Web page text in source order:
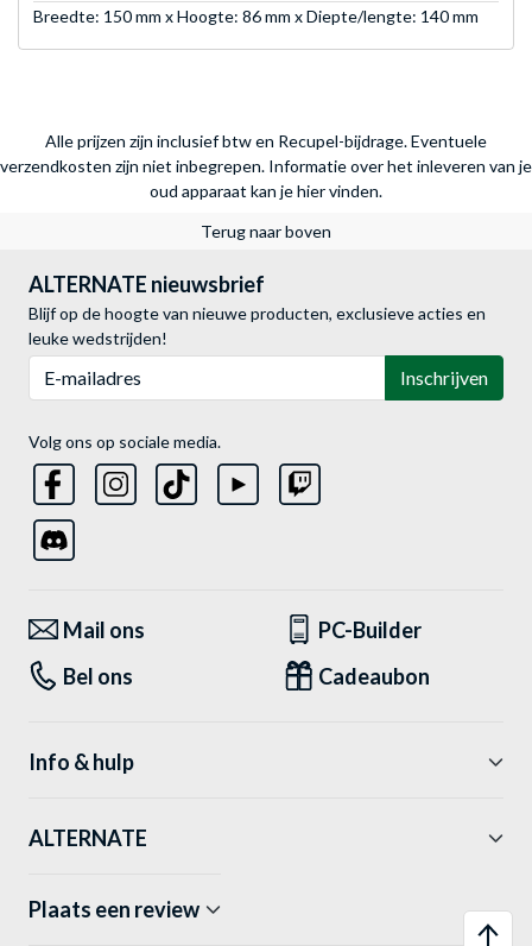
Breedte: 150 mm x Hoogte: 86 mm x Diepte/lengte: 140 mm
Alle prijzen zijn inclusief btw en Recupel-bijdrage. Eventuele
verzendkosten zijn niet inbegrepen. Informatie over het inleveren van je
oud apparaat kan je hier vinden.
Terug naar boven
ALTERNATE nieuwsbrief
Blijf op de hoogte van nieuwe producten, exclusieve acties en
leuke wedstrijden!
Inschrijven
Volg ons op sociale media.
Mail ons
PC-Builder
Bel ons
Cadeaubon
Info & hulp
ALTERNATE
Plaats een review